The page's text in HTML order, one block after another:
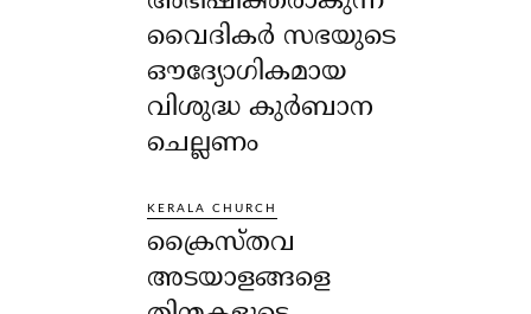
വൈദികർ സഭയുടെ
ഔദ്യോഗികമായ
വിശുദ്ധ കുർബാന
ചെല്ലണം
KERALA CHURCH
ക്രൈസ്തവ
അടയാളങ്ങളെ